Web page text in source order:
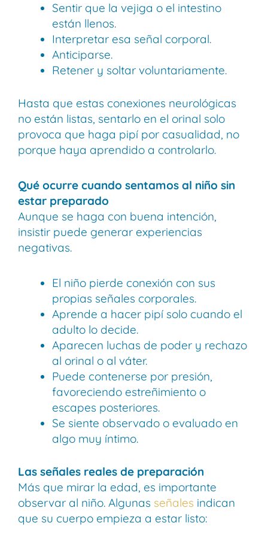
Sentir que la vejiga o el intestino
están llenos.
Interpretar esa señal corporal.
Anticiparse.
Retener y soltar voluntariamente.
Hasta que estas conexiones neurológicas
no están listas, sentarlo en el orinal solo
provoca que haga pipí por casualidad, no
porque haya aprendido a controlarlo.
Qué ocurre cuando sentamos al niño sin
estar preparado
Aunque se haga con buena intención,
insistir puede generar experiencias
negativas.
El niño pierde conexión con sus
propias señales corporales.
Aprende a hacer pipí solo cuando el
adulto lo decide.
Aparecen luchas de poder y rechazo
al orinal o al váter.
Puede contenerse por presión,
favoreciendo estreñimiento o
escapes posteriores.
Se siente observado o evaluado en
algo muy íntimo.
Las señales reales de preparación
Más que mirar la edad, es importante
observar al niño. Algunas señales indican
que su cuerpo empieza a estar listo: